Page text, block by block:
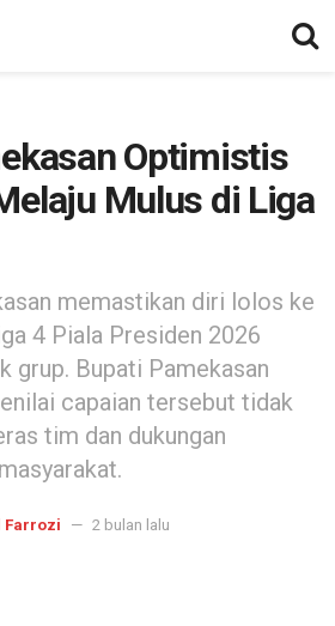
Optimistis
Mulus di Liga
memastikan diri lolos ke
4 Piala Presiden 2026
grup. Bupati Pamekasan
capaian tersebut tidak
tim dan dukungan
Farrozi 2 bulan lalu